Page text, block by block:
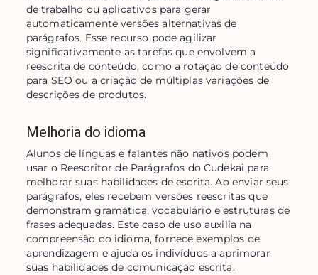
de trabalho ou aplicativos para gerar
automaticamente versões alternativas de
parágrafos. Esse recurso pode agilizar
significativamente as tarefas que envolvem a
reescrita de conteúdo, como a rotação de conteúdo
para SEO ou a criação de múltiplas variações de
descrições de produtos.
Melhoria do idioma
Alunos de línguas e falantes não nativos podem
usar o Reescritor de Parágrafos do Cudekai para
melhorar suas habilidades de escrita. Ao enviar seus
parágrafos, eles recebem versões reescritas que
demonstram gramática, vocabulário e estruturas de
frases adequadas. Este caso de uso auxilia na
compreensão do idioma, fornece exemplos de
aprendizagem e ajuda os indivíduos a aprimorar
suas habilidades de comunicação escrita.